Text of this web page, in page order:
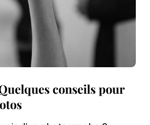
conseils pour